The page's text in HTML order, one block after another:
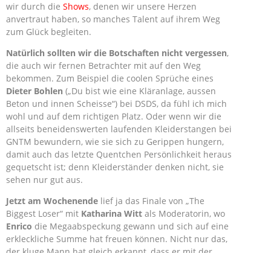
wir durch die Shows, denen wir unsere Herzen
anvertraut haben, so manches Talent auf ihrem Weg
zum Glück begleiten.
Natürlich sollten wir die Botschaften nicht vergessen,
die auch wir fernen Betrachter mit auf den Weg
bekommen. Zum Beispiel die coolen Sprüche eines
Dieter Bohlen („Du bist wie eine Kläranlage, aussen
Beton und innen Scheisse“) bei DSDS, da fühl ich mich
wohl und auf dem richtigen Platz. Oder wenn wir die
allseits beneidenswerten laufenden Kleiderstangen bei
GNTM bewundern, wie sie sich zu Gerippen hungern,
damit auch das letzte Quentchen Persönlichkeit heraus
gequetscht ist; denn Kleiderständer denken nicht, sie
sehen nur gut aus.
Jetzt am Wochenende lief ja das Finale von „The
Biggest Loser“ mit Katharina Witt als Moderatorin, wo
Enrico die Megaabspeckung gewann und sich auf eine
erkleckliche Summe hat freuen können. Nicht nur das,